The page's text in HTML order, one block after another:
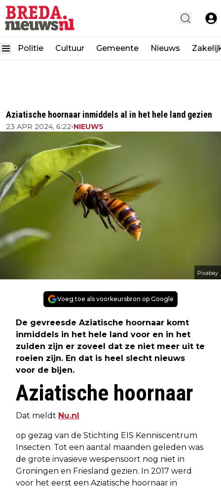
Politie Cultuur Gemeente Nieuws
Aziatische hoornaar inmiddels al in het hele land gezien
23 APR 2024, 6:22•NIEUWS
Pixabay
Voeg toe als voorkeursbron op Google
De gevreesde Aziatische hoornaar komt
inmiddels in het hele land voor en in het
zuiden zijn er zoveel dat ze niet meer uit te
roeien zijn. En dat is heel slecht nieuws
voor de bijen.
Aziatische hoornaar
Dat meldt Nu.nl
op gezag van de Stichting EIS Kenniscentrum
Insecten. Tot een aantal maanden geleden was
de grote invasieve wespensoort nog niet in
Groningen en Friesland gezien. In 2017 werd
voor het eerst een Aziatische hoornaar in